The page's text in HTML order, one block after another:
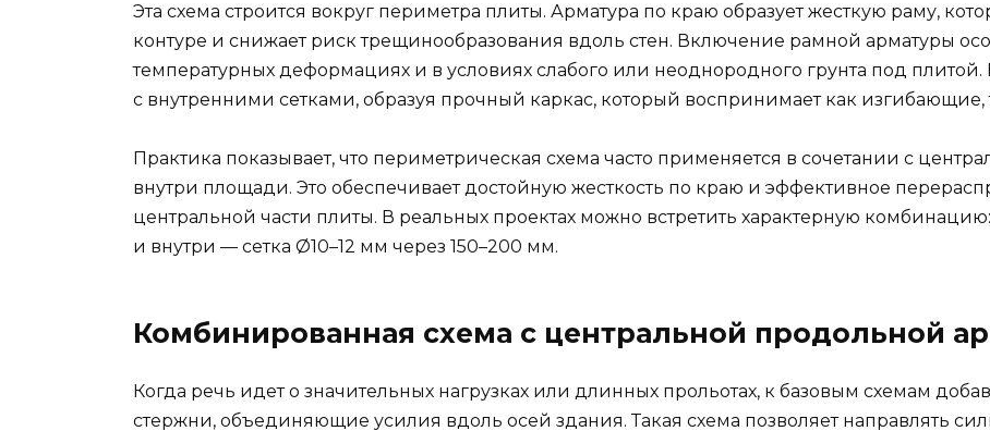
Эта схема строится вокруг периметра плиты. Арматура по краю образует жесткую раму,
контуре и снижает риск трещинообразования вдоль стен. Включение рамной арматуры
температурных деформациях и в условиях слабого или неоднородного грунта под
с внутренними сетками, образуя прочный каркас, который воспринимает как
Практика показывает, что периметрическая схема часто применяется в сочетании с
внутри площади. Это обеспечивает достойную жесткость по краю и эффективное
центральной части плиты. В реальных проектах можно встретить характерную
и внутри — сетка Ø10–12 мм через 150–200 мм.
Комбинированная схема с центральной продольной
Когда речь идет о значительных нагрузках или длинных прольотах, к базовым схемам
стержни, объединяющие усилия вдоль осей здания. Такая схема позволяет направлять